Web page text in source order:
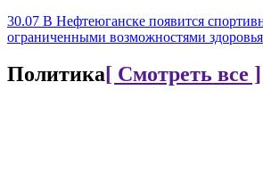
30.07 В Нефтеюганске появится
ограниченными возможностями здоровья
Политика[ Смотреть все ]